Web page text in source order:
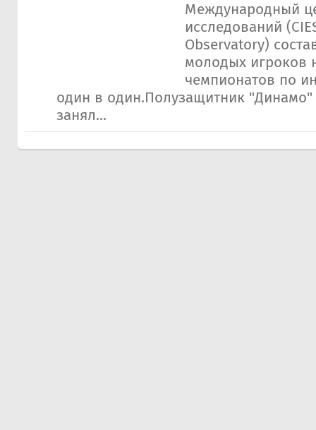
Международный
исследований
Observatory)
молодых игроков
чемпионатов по
один в один.Полузащитник
занял...